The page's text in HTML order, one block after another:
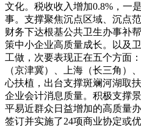
文化。税收收入增加0.8%，一
事。支撑聚焦沉点区域、沉点
财务下达根基公共卫生办事补
策中小企业高质量成长。以及
工做，次要表现正在五个方面
（京津冀）、上海（长三角）
心扶植，出台支撑斑斓河湖取
企业会计消息质量。积极支撑
平易近群众日益增加的高质量
签订并实施了24项商业协定或